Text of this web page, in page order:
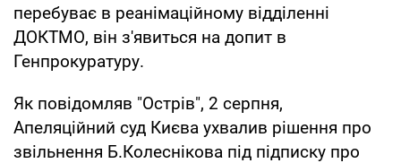
перебуває в реанімаційному відділенні
ДОКТМО, він з'явиться на допит в
Генпрокуратуру.
Як повідомляв "Острів", 2 серпня,
Апеляційний суд Києва ухвалив рішення про
звільнення Б.Колеснікова під підписку про